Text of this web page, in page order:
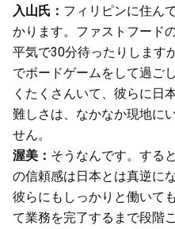
入山氏： フィリピンに住ん
かります。ファストフード
平気で30分待ったりします
でボードゲームをして過ご
くたくさんいて、彼らに日
難しさは、なかなか現地に
せん。
渥美： そうなんです。する
の信頼感は日本とは真逆に
彼らにもしっかりと働いて
て業務を完了するまで段階